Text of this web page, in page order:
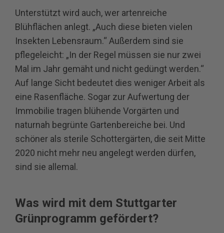
Unterstützt wird auch, wer artenreiche
Blühflächen anlegt. „Auch diese bieten vielen
Insekten Lebensraum.“ Außerdem sind sie
pflegeleicht: „In der Regel müssen sie nur zwei
Mal im Jahr gemäht und nicht gedüngt werden.“
Auf lange Sicht bedeutet dies weniger Arbeit als
eine Rasenfläche. Sogar zur Aufwertung der
Immobilie tragen blühende Vorgärten und
naturnah begrünte Gartenbereiche bei. Und
schöner als sterile Schottergärten, die seit Mitte
2020 nicht mehr neu angelegt werden dürfen,
sind sie allemal.
Was wird mit dem Stuttgarter
Grünprogramm gefördert?